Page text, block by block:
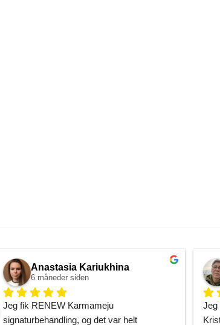
Anastasia Kariukhina
6 måneder siden
Jeg fik RENEW Karmameju
signaturbehandling, og det var helt
Jeg